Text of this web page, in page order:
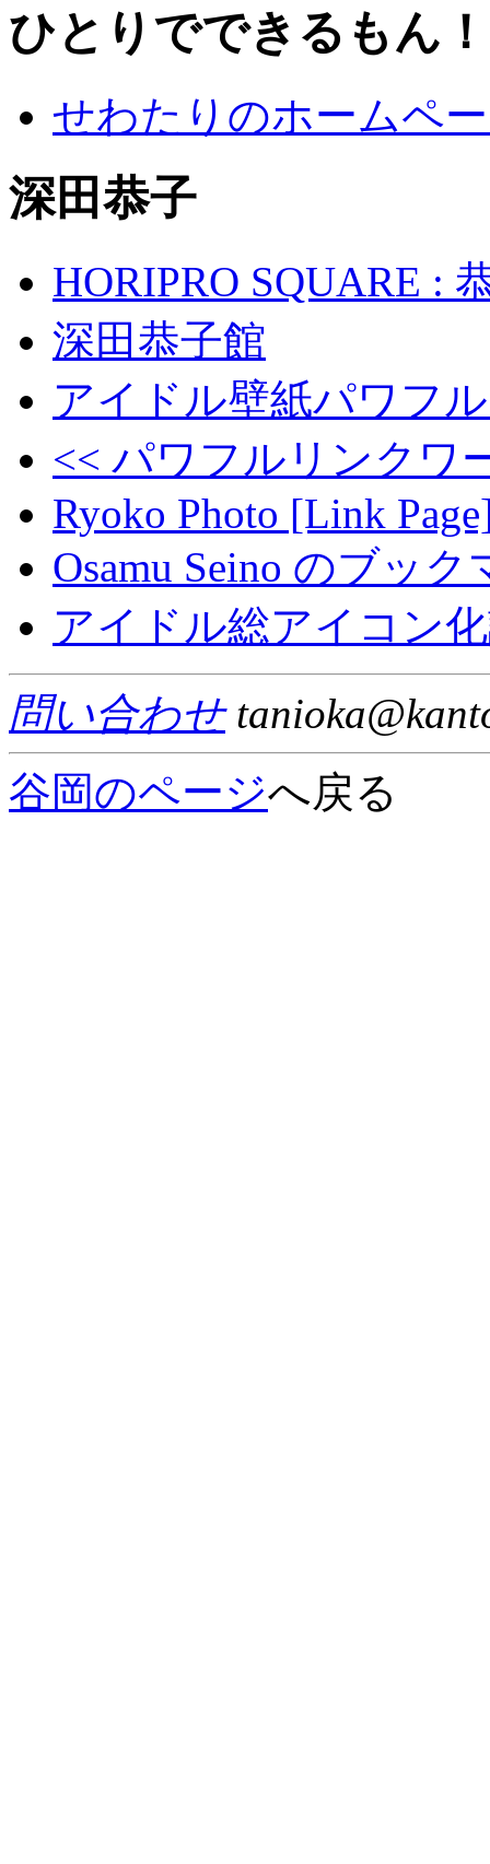
ひとりでできるもん！
せわたりのホームペ
深田恭子
HORIPRO SQUARE :
深田恭子館
アイドル壁紙パワフ
<< パワフルリンクワ
Ryoko Photo [Link
Osamu Seino のブック
アイドル総アイコン
問い合わせ
谷岡のページへ戻る